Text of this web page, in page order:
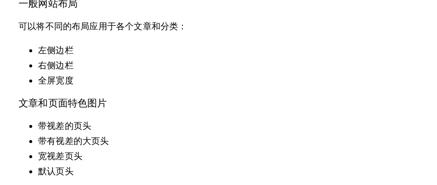
一般网站布局
可以将不同的布局应用于各个文章和分类：
左侧边栏
右侧边栏
全屏宽度
文章和页面特色图片
带视差的页头
带有视差的大页头
宽视差页头
默认页头